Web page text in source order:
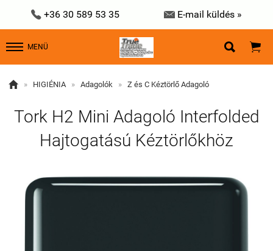
 +36 30 589 53 35  E-mail küldés »
MENÜ  
 » HIGIÉNIA » Adagolók » Z és C Kéztörlő Adagoló
Tork H2 Mini Adagoló Interfolded
Hajtogatású Kéztörlőkhöz